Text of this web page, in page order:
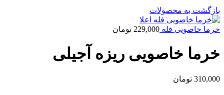
بازگشت به محصولات
خرما خاصویی فله 229,000 تومان
خرما خاصویی ریزه آجیلی
310,000 تومان